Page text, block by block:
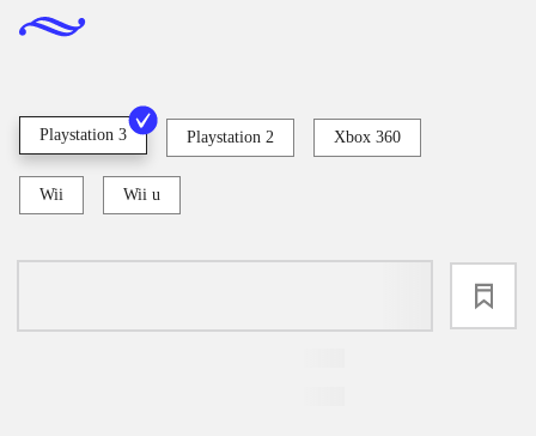
Playstation 3 Playstation 2 Xbox 360
Wii Wii u